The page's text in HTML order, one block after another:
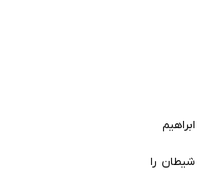
شیطان را